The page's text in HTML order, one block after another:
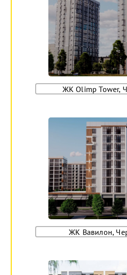
ЖК Olimp Tower,
ЖК Вавилон,